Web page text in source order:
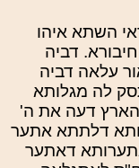
השתא איהו
דביה
עלאה דביה
לה מגלותא
הארץ דעה את ה'
דלתתא אתער
אתערותא דאתער